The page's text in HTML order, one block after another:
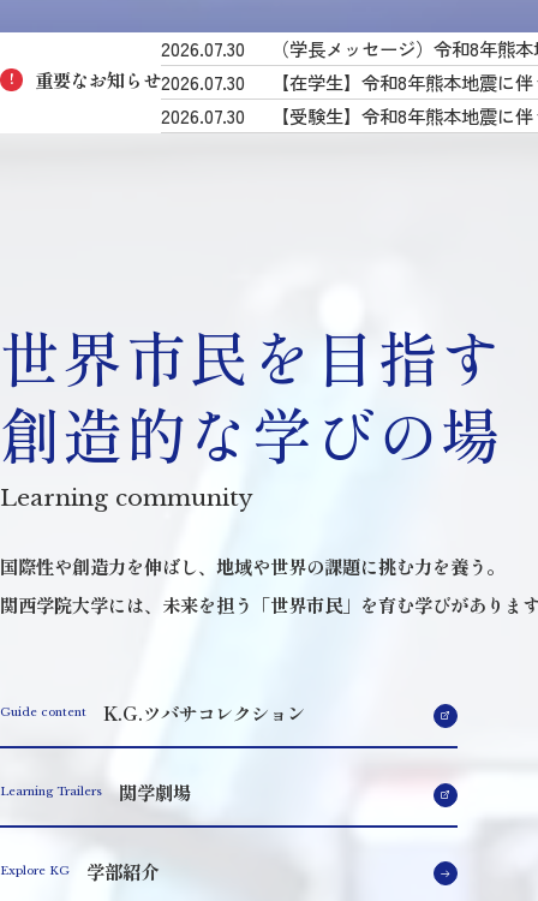
! 重要なお知らせ
2026.07.30
（学長メッセージ）令和8年熊
2026.07.30
【在学生】令和8年熊本地震に
2026.07.30
【受験生】令和8年熊本地震に
世界市民を目指す
創造的な学びの場
Learning community
国際性や創造力を伸ばし、地域や世界の課題に挑む力を養う。
関西学院大学には、未来を担う「世界市民」を育む学びがありま
Guide content K.G.ツバサコレクション
Learning Trailers 関学劇場
Explore KG 学部紹介